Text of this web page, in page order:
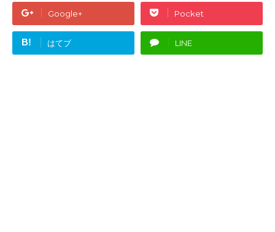
Google+ Pocket
B! はてブ LINE